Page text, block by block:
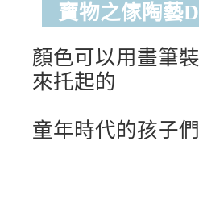
寶物之傢陶藝
顏色可以用畫筆
來托起的
童年時代的孩子